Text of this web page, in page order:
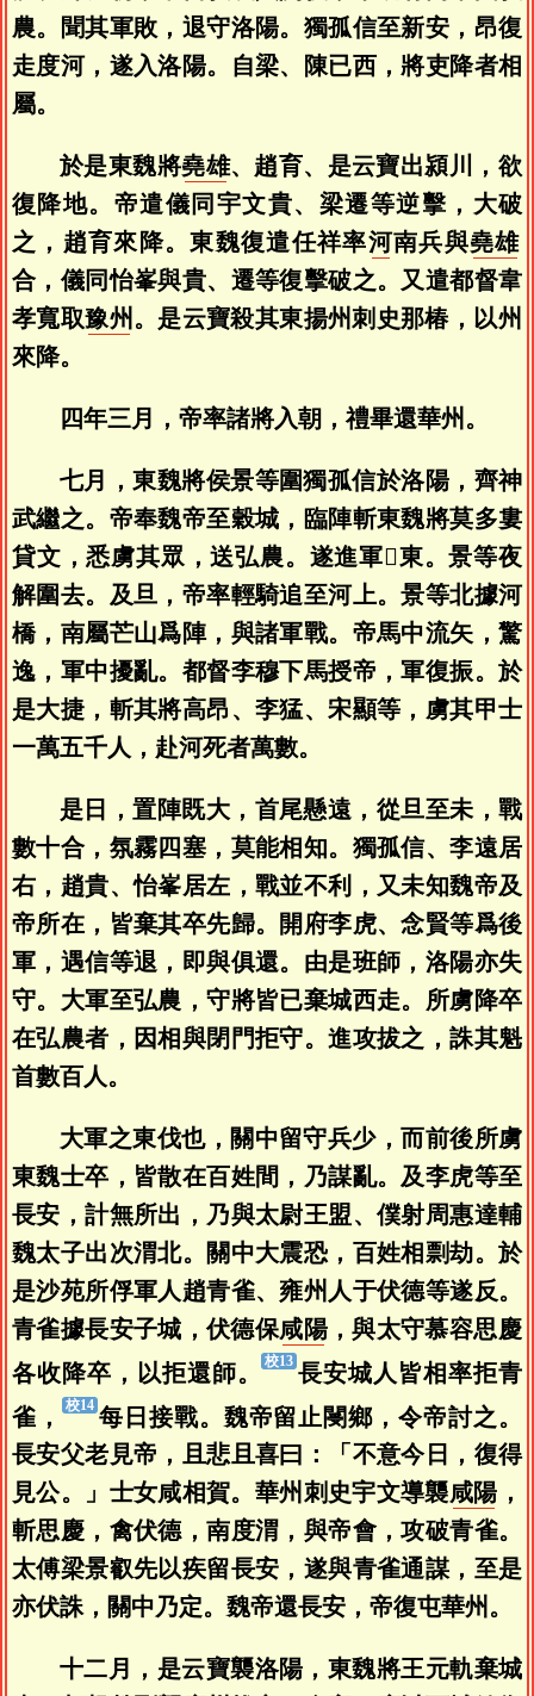
農。聞其軍敗，退守洛陽。獨孤信至新安，昂復
走度河，遂入洛陽。自梁、陳已西，將吏降者相
屬。
於是東魏將堯雄、趙育、是云寶出潁川，欲
復降地。帝遣儀同宇文貴、梁遷等逆擊，大破
之，趙育來降。東魏復遣任祥率河南兵與堯雄
合，儀同怡峯與貴、遷等復擊破之。又遣都督韋
孝寬取豫州 。是云寶殺其東揚州刺史那椿，以州
來降。
四年三月，帝率諸將入朝，禮畢還華州。
七月，東魏將侯景等圍獨孤信於洛陽，齊神
武繼之。帝奉魏帝至穀城，臨陣斬東魏將莫多婁
貸文，悉虜其眾，送弘農。遂進軍𤄊東。景等夜
解圍去。及旦，帝率輕騎追至河上。景等北據河
橋，南屬芒山爲陣，與諸軍戰。帝馬中流矢，驚
逸，軍中擾亂。都督李穆下馬授帝，軍復振。於
是大捷，斬其將高昂、李猛、宋顯等，虜其甲士
一萬五千人，赴河死者萬數。
是日，置陣既大，首尾懸遠，從旦至未，戰
數十合，氛霧四塞，莫能相知。獨孤信、李遠居
右，趙貴、怡峯居左，戰並不利，又未知魏帝及
帝所在，皆棄其卒先歸。開府李虎、念賢等爲後
軍，遇信等退，即與俱還。由是班師，洛陽亦失
守。大軍至弘農，守將皆已棄城西走。所虜降卒
在弘農者，因相與閉門拒守。進攻拔之，誅其魁
首數百人。
大軍之東伐也，關中留守兵少，而前後所虜
東魏士卒，皆散在百姓間，乃謀亂。及李虎等至
長安，計無所出，乃與太尉王盟、僕射周惠達輔
魏太子出次渭北。關中大震恐，百姓相剽劫。於
是沙苑所俘軍人趙青雀、雍州人于伏德等遂反。
青雀據長安子城，伏德保咸陽，與太守慕容思慶
各收降卒，以拒還師。
長安城人皆相率拒青
雀，
每日接戰。魏帝留止閿鄉，令帝討之。
長安父老見帝，且悲且喜曰：「不意今日，復得
見公。」士女咸相賀。華州刺史宇文導襲咸陽 ，
斬思慶，禽伏德，南度渭，與帝會，攻破青雀。
太傅梁景叡先以疾留長安，遂與青雀通謀，至是
亦伏誅，關中乃定。魏帝還長安，帝復屯華州。
十二月，是云寶襲洛陽，東魏將王元軌棄城